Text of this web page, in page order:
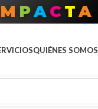
M PACTA
QUIÉNES SOMOS